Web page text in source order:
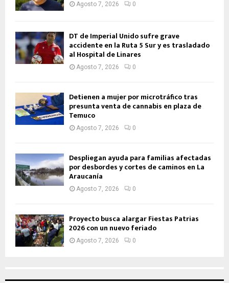
Agosto 7, 2026 0
DT de Imperial Unido sufre grave
accidente en la Ruta 5 Sur y es trasladado
al Hospital de Linares
Agosto 7, 2026 0
Detienen a mujer por microtráfico tras
presunta venta de cannabis en plaza de
Temuco
Agosto 7, 2026 0
Despliegan ayuda para familias afectadas
por desbordes y cortes de caminos en La
Araucanía
Agosto 7, 2026 0
Proyecto busca alargar Fiestas Patrias
2026 con un nuevo feriado
Agosto 7, 2026 0